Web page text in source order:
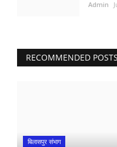
Admin
RECOMMENDED POSTS
बिलासपुर संभाग